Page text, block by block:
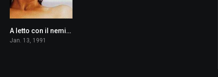
6.2A letto con il nemico
Jan. 13, 1991